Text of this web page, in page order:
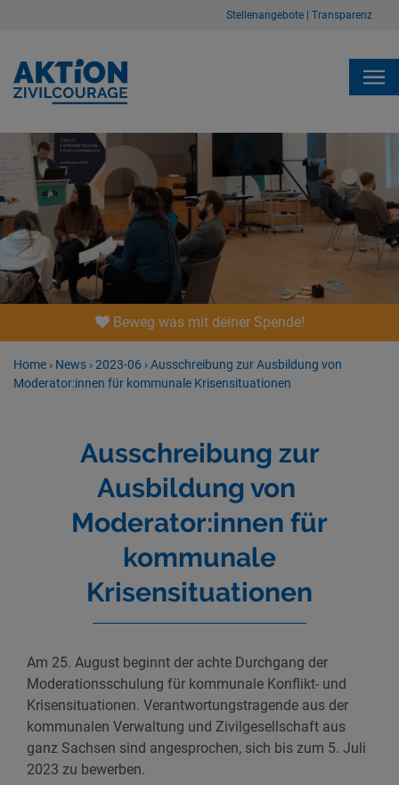
Stellenangebote Transparenz
Beweg was mit deiner Spende!
Home › News ›2023-06 ›Ausschreibung zur Ausbildung von
Moderator:innen für kommunale Krisensituationen
Ausschreibung zur
Ausbildung von
Moderator:innen für
kommunale
Krisensituationen
Am 25. August beginnt der achte Durchgang der
Moderationsschulung für kommunale Konflikt- und
Krisensituationen. Verantwortungstragende aus der
kommunalen Verwaltung und Zivilgesellschaft aus
ganz Sachsen sind angesprochen, sich bis zum 5. Juli
2023 zu bewerben.